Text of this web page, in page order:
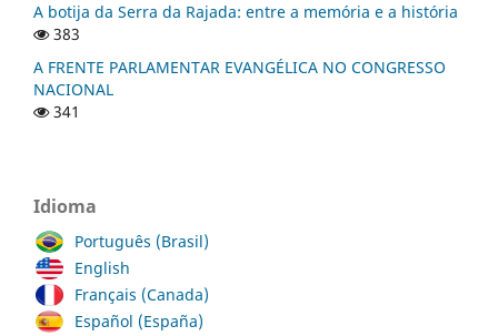
A botija da Serra da Rajada: entre a memória e a história
383
A FRENTE PARLAMENTAR EVANGÉLICA NO CONGRESSO
NACIONAL
341
Idioma
Português (Brasil)
English
Français (Canada)
Español (España)